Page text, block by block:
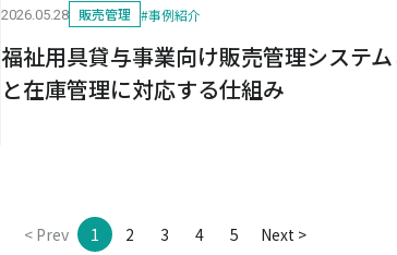
2026.05.28 販売管理 #事例紹介
福祉用具貸与事業向け販売管理システ
と在庫管理に対応する仕組み
< Prev 1 2 3 4 5 Next >